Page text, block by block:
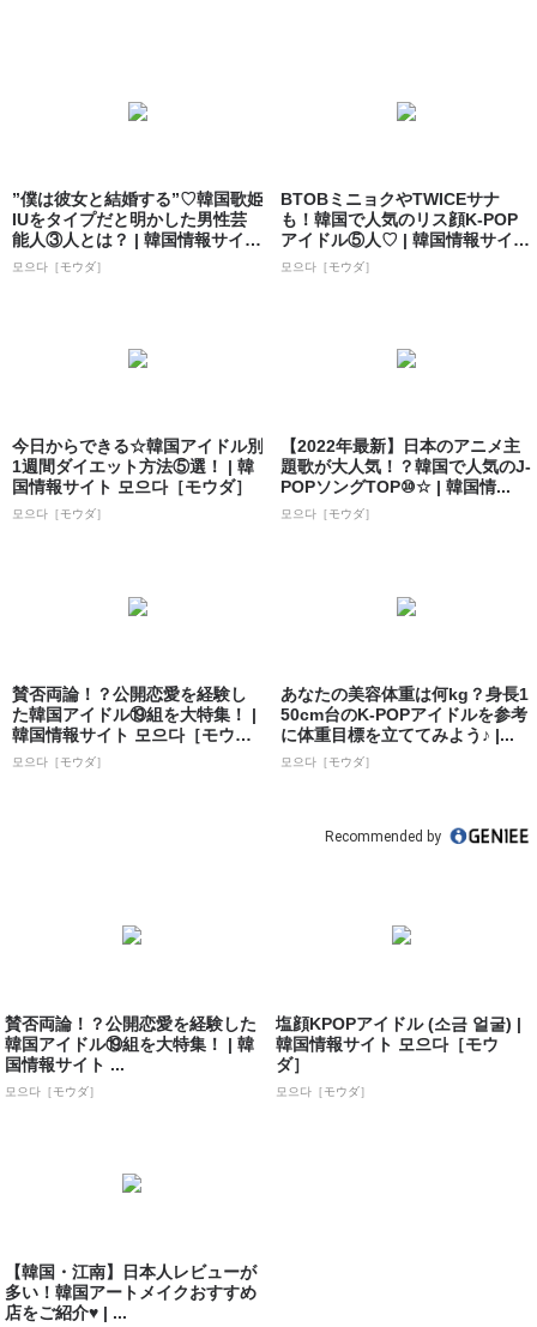
”僕は彼女と結婚する”♡韓国歌姫
IUをタイプだと明かした男性芸
能人③人とは？ | 韓国情報サイト
...
모으다［モウダ］
BTOBミニョクやTWICEサナ
も！韓国で人気のリス顔K-POP
アイドル⑤人♡ | 韓国情報サイ
ト...
모으다［モウダ］
今日からできる☆韓国アイドル別
1週間ダイエット方法⑤選！ | 韓
国情報サイト 모으다［モウダ］
모으다［モウダ］
【2022年最新】日本のアニメ主
題歌が大人気！？韓国で人気のJ-
POPソングTOP⑩☆ | 韓国情...
모으다［モウダ］
賛否両論！？公開恋愛を経験し
た韓国アイドル⑲組を大特集！ |
韓国情報サイト 모으다［モウ
ダ］
모으다［モウダ］
あなたの美容体重は何kg？身長1
50cm台のK-POPアイドルを参考
に体重目標を立ててみよう♪ |...
모으다［モウダ］
Recommended by
賛否両論！？公開恋愛を経験した
韓国アイドル⑲組を大特集！ | 韓
国情報サイト ...
모으다［モウダ］
塩顔KPOPアイドル (소금 얼굴) |
韓国情報サイト 모으다［モウ
ダ］
모으다［モウダ］
【韓国・江南】日本人レビューが
多い！韓国アートメイクおすすめ
店をご紹介♥ | ...